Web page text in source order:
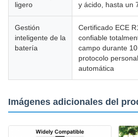
ligero
y ácido, hasta un
Gestión
inteligente de la
batería
Certificado ECE
confiable
campo durante
protocolo
automática
Imágenes adicionales del